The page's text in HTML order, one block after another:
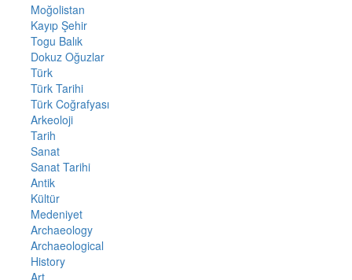
Moğolistan
Kayıp Şehir
Togu Balık
Dokuz Oğuzlar
Türk
Türk Tarihi
Türk Coğrafyası
Arkeoloji
Tarih
Sanat
Sanat Tarihi
Antik
Kültür
Medeniyet
Archaeology
Archaeological
History
Art